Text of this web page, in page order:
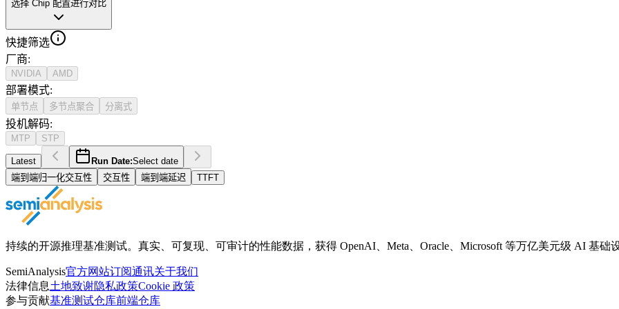
选择 Chip 配置进行对比
快捷筛选
厂商:
NVIDIA AMD
部署模式:
单节点 多节点聚合 分离式
投机解码:
MTP STP
Latest Run Date:Select date
端到端归一化交互性
交互性 端到端延迟 TTFT
持续的开源推理基准测试。真实、可复现、可审计的性能数据，获得 OpenAI、Meta、Oracle、Microsoft 等万亿美元级 AI 基础
SemiAnalysis官方网站订阅通讯关于我们
法律信息土地致谢隐私政策Cookie 政策
参与贡献基准测试仓库前端仓库